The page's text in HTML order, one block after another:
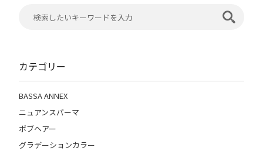
カテゴリー
BASSA ANNEX
ニュアンスパーマ
ボブヘアー
グラデーションカラー